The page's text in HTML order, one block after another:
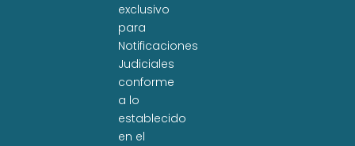
exclusivo
para
Notificaciones
Judiciales
conforme
a lo
establecido
en el